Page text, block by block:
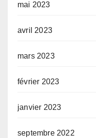
mai 2023
avril 2023
mars 2023
février 2023
janvier 2023
septembre 2022